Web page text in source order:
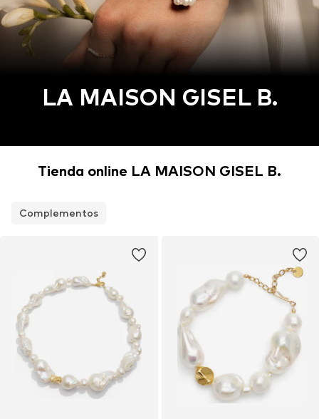
LA MAISON GISEL B.
Tienda online LA MAISON GISEL B.
Complementos